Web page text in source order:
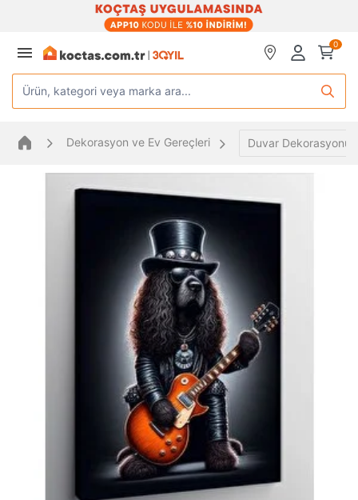
0
Ürün, kategori veya marka ara...
Dekorasyon ve Ev Gereçleri Duvar Dekorasyonu